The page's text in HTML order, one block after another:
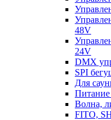
48V
24V
DMX
SPI
Для
Питание
Волна,
FITO,